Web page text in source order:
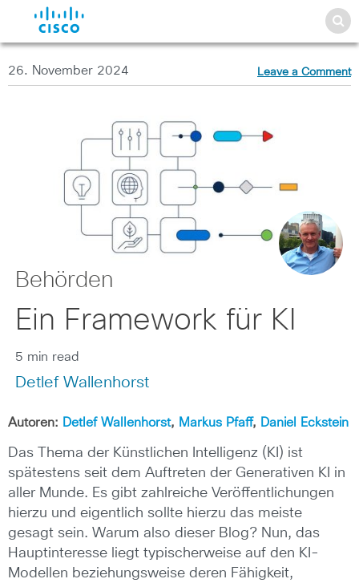
26. November 2024 Leave a Comment
Behörden
Ein Framework für KI
5 min read
Detlef Wallenhorst
Autoren: Detlef Wallenhorst, Markus Pfaff, Daniel Eckstein
Das Thema der Künstlichen Intelligenz (KI) ist
spätestens seit dem Auftreten der Generativen KI in
aller Munde. Es gibt zahlreiche Veröffentlichungen
hierzu und eigentlich sollte hierzu das meiste
gesagt sein. Warum also dieser Blog? Nun, das
Hauptinteresse liegt typischerweise auf den KI-
Modellen beziehungsweise deren Fähigkeit,